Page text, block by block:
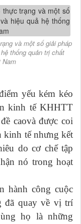
và một số giải pháp
thống quản trị chất
Nam
yếu kém kéo
kinh tế KHHTT
caovà được coi
kinh tế nhưng kết
do cơ chế tập
nó trong hoạt
hành công cuộc
đã quay về vị trí
họ là những